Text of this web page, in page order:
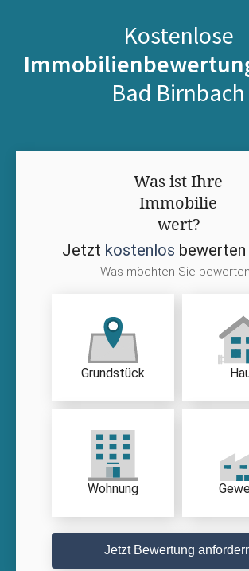
Kostenlose
Bad Birnbach
Was ist Ihre
Immobilie
wert?
Jetzt kostenlos bewerten
Was möchten Sie
Grundstück
Wohnung
Jetzt Bewertung